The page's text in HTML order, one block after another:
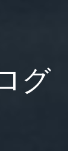
グ